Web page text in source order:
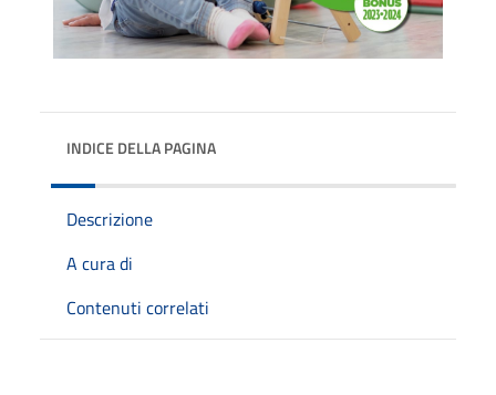
INDICE DELLA PAGINA
Descrizione
A cura di
Contenuti correlati